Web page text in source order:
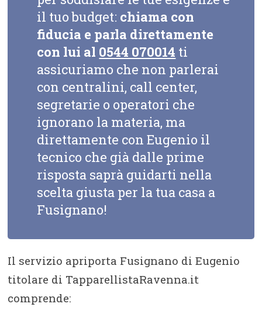
il tuo budget: chiama con
fiducia e parla direttamente
con lui al 0544 070014 ti
assicuriamo che non parlerai
con centralini, call center,
segretarie o operatori che
ignorano la materia, ma
direttamente con Eugenio il
tecnico che già dalle prime
risposta saprà guidarti nella
scelta giusta per la tua casa a
Fusignano!
Il servizio apriporta Fusignano di Eugenio
titolare di TapparellistaRavenna.it
comprende: